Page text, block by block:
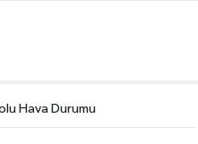
Hava Durumu